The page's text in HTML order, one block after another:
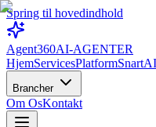
Spring til hovedindhold
Agent360AI-AGENTER
HjemServicesPlatformSnart
Brancher
Om OsKontakt